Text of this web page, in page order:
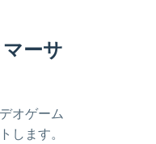
ーサ
オゲーム
します。